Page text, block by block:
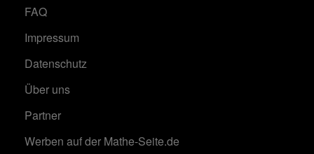
FAQ
Impressum
Datenschutz
Über uns
Partner
Werben auf der Mathe-Seite.de